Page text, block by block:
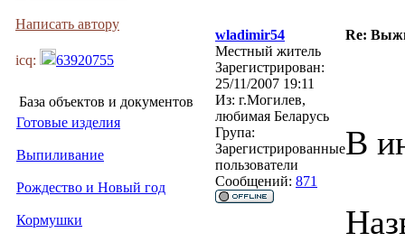
Написать автору
icq: 63920755
База объектов и документов
Готовые изделия
Выпиливание
Рождество и Новый год
Кормушки
wladimir54
Re:
Местный житель
Зарегистрирован:
25/11/2007 19:11
Из: г.Могилев,
любимая Беларусь
Група:
Зарегистрированные
пользователи
Сообщений: 871
В